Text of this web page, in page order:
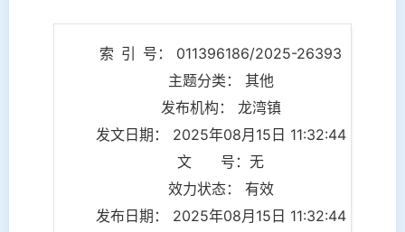
索 引 号： 011396186/2025-26393
主题分类： 其他
发布机构： 龙湾镇
发文日期： 2025年08月15日 11:32:44
文 号：无
效力状态： 有效
发布日期： 2025年08月15日 11:32:44